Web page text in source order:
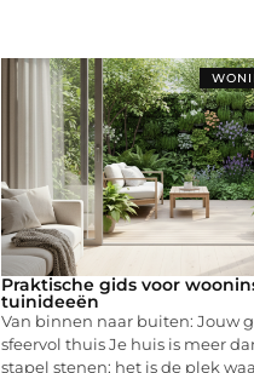
Praktische gids voor
tuinideeën
Van binnen naar buiten: Jouw
sfeervol thuis Je huis is meer
stapel stenen; het is de plek